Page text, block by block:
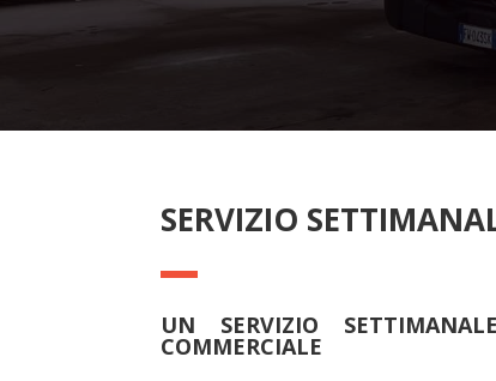
SERVIZIO
UN SERVIZIO
COMMERCIALE